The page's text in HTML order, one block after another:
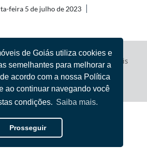
de Goiás utiliza cookies e
semelhantes para melhorar a
acordo com a nossa Política
ao continuar navegando você
condições. Saiba mais.
Prosseguir
feira 5 de julho de 2023
direitos reservados Registro de Imóveis
porIury Flores